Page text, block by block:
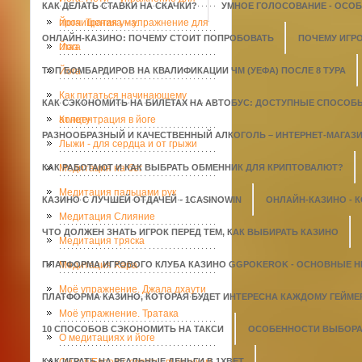
КАК ДЕЛАТЬ СТАВКИ НА СКАЧКИ? УМНОЕ ГОЛОСОВАНИЕ -
ОНЛАЙН-КАЗИНО: ПОЧЕМУ СТОИТ ПОПРОБОВАТЬ ПОЧЕМУ
ТОП БОМБАРДИРОВ НА КВАЛИФИКАЦИИ ЧМ (УЕФА) ПОСЛЕ 8 ТУРА
КАК СЭКОНОМИТЬ НА БИЛЕТАХ НА АВТОБУС: ДОСТУПНЫЕ
РАЗНООБРАЗНЫЙ И КАЧЕСТВЕННЫЙ АЛКОГОЛЬ – ИНТЕРНЕТ-
КАК РАБОТАЮТ И КАК ВЫБРАТЬ ОБМЕННИК ДЛЯ КРИПТОВАЛЮТ?
КАЗИНО С ЛУЧШЕЙ ОТДАЧЕЙ - 1СASINOWIN ОНЛАЙН-КАЗИНО -
ЧТО ДОЛЖЕН ЗНАТЬ ИГРОК ПЕРЕД ТЕМ, КАК ВЫБИРАТЬ КАЗИНО
ПЛАТФОРМА ИГРОВОГО КЛУБА КАЗИНО GGPOKEROK -
ПЛАТФОРМА КАЗИНО, КОТОРАЯ БУДЕТ ИНТЕРЕСНА КАЖДОМУ
10 СПОСОБОВ СЭКОНОМИТЬ НА ТАКСИ ОСОБЕННОСТИ
прочищения ума.
Йога. Тратака – упражнение для
глаз
Йога
Йога
Как питаться начинающему
атлету
Концентрация в йоге
Лыжи - для сердца и от грыжи
Медитация на бег
Медитация пальцами рук
Медитация Слияние
Медитация тряска
Медитация Хара
Моё упражнение. Джала дхаути
Моё упражнение. Тратака
О медитациях и йоге